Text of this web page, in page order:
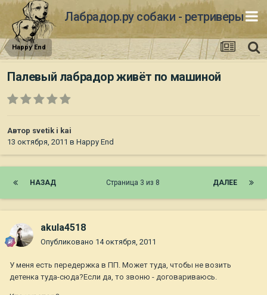
Лабрадор.ру собаки - ретриверы
Happy End
Палевый лабрадор живёт по машиной
Автор svetik i kai
13 октября, 2011 в Happy End
НАЗАД ДАЛЕЕ
Страница 3 из 8
akula4518
Опубликовано 14 октября, 2011
У меня есть передержка в ПП. Может туда, чтобы не возить
детенка туда-сюда?Если да, то звоню - договариваюсь.